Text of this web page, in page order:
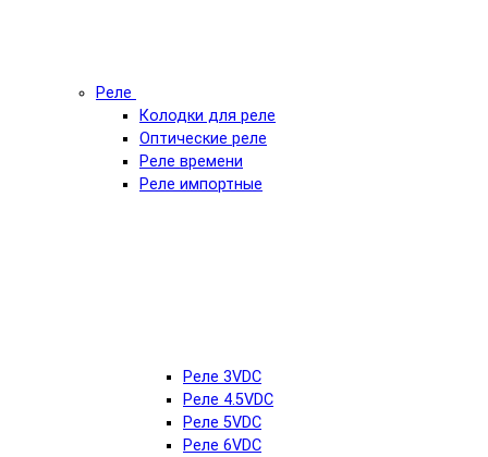
Реле
Колодки для реле
Оптические реле
Реле времени
Реле импортные
Реле 3VDC
Реле 4.5VDC
Реле 5VDC
Реле 6VDC